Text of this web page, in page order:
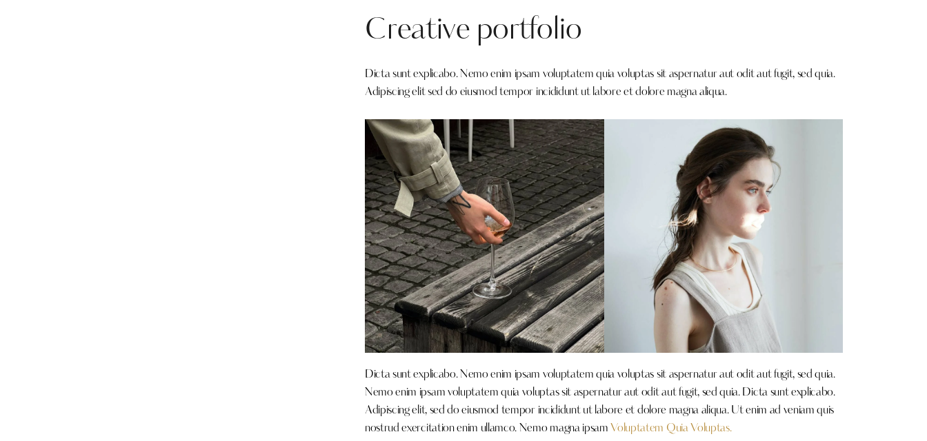
Creative portfolio
Dicta sunt explicabo. Nemo enim ipsam voluptatem quia voluptas sit aspernatur aut odit aut fugit, sed quia.
Adipiscing elit sed do eiusmod tempor incididunt ut labore et dolore magna aliqua.
Dicta sunt explicabo. Nemo enim ipsam voluptatem quia voluptas sit aspernatur aut odit aut fugit, sed quia.
Nemo enim ipsam voluptatem quia voluptas sit aspernatur aut odit aut fugit, sed quia. Dicta sunt explicabo.
Adipiscing elit, sed do eiusmod tempor incididunt ut labore et dolore magna aliqua. Ut enim ad veniam quis
nostrud exercitation enim ullamco. Nemo magna ipsam Voluptatem Quia Voluptas.